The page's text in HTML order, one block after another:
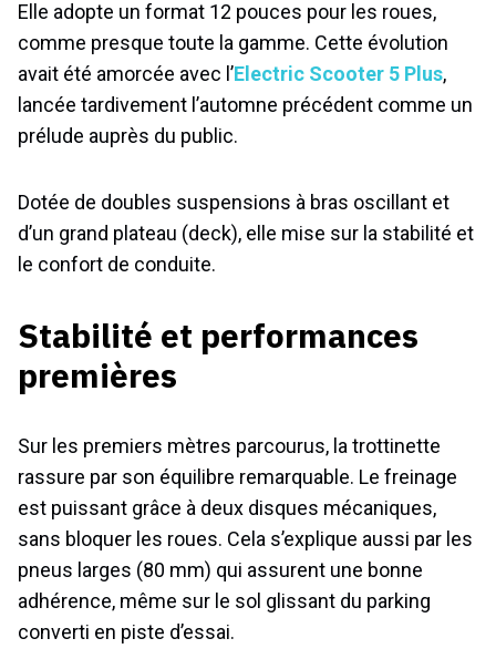
comme presque toute la gamme. Cette évolution
avait été amorcée avec l’Electric Scooter 5 Plus
lancée tardivement l’automne précédent comme un
prélude auprès du public.
Dotée de doubles suspensions à bras oscillant et
d’un grand plateau (deck), elle mise sur la stabilité et
le confort de conduite.
Stabilité et performances
premières
Sur les premiers mètres parcourus, la trottinette
rassure par son équilibre remarquable. Le freinage
est puissant grâce à deux disques mécaniques,
sans bloquer les roues. Cela s’explique aussi par les
pneus larges (80 mm) qui assurent une bonne
adhérence, même sur le sol glissant du parking
converti en piste d’essai.